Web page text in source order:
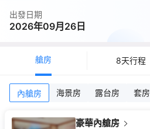
出發日期
2026年09月26日
艙房 8天行程
內艙房 海景房 露台房 套房
豪華內艙房